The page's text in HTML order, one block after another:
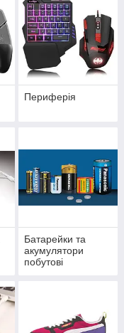
Периферія
Батарейки та
акумулятори
побутові